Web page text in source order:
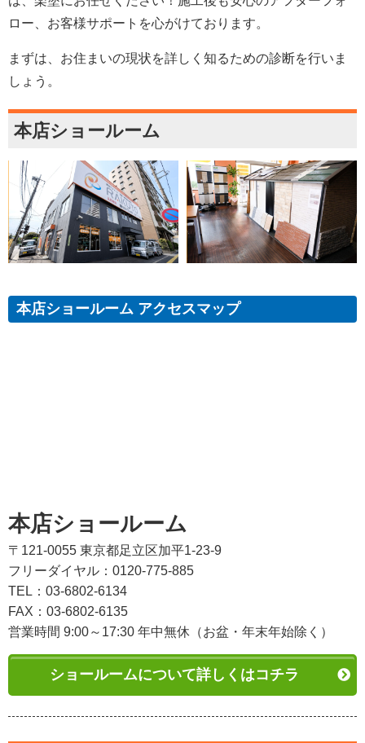
ロー、お客様サポートを心がけております。
まずは、お住まいの現状を詳しく知るための診断を行いま
しょう。
本店ショールーム
本店ショールーム アクセスマップ
本店ショールーム
〒121-0055 東京都足立区加平1-23-9
フリーダイヤル：0120-775-885
TEL：03-6802-6134
FAX：03-6802-6135
営業時間 9:00～17:30 年中無休（お盆・年末年始除く）
ショールームについて詳しくはコチラ